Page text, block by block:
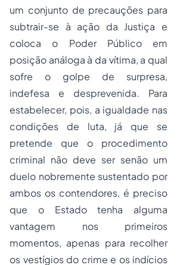
um conjunto de precauções para
subtrair-se à ação da Justiça e
coloca o Poder Público em
posição análoga à da vítima, a qual
sofre o golpe de surpresa,
indefesa e desprevenida. Para
estabelecer, pois, a igualdade nas
condições de luta, já que se
pretende que o procedimento
criminal não deve ser senão um
duelo nobremente sustentado por
ambos os contendores, é preciso
que o Estado tenha alguma
vantagem nos primeiros
momentos, apenas para recolher
os vestígios do crime e os indícios